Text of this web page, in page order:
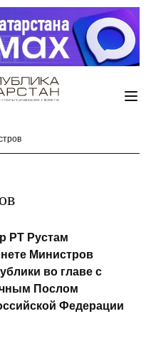
РТ Рустам
Министров
во главе с
Послом
Федерации